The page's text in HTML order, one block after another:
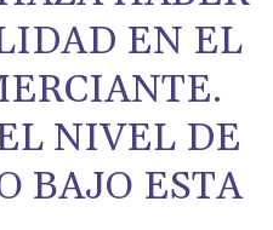
EN EL
NIVEL DE
BAJO ESTA